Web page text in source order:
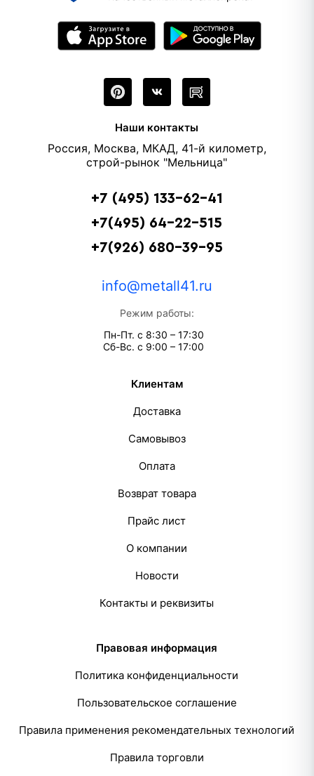
Наши контакты
Россия, Москва, МКАД, 41-й километр,
строй-рынок "Мельница"
+7 (495) 133-62-41
+7(495) 64-22-515
+7(926) 680-39-95
info@metall41.ru
Режим работы:
Пн-Пт. с 8:30 – 17:30
Сб-Вс. с 9:00 – 17:00
Клиентам
Доставка
Самовывоз
Оплата
Возврат товара
Прайс лист
О компании
Новости
Контакты и реквизиты
Правовая информация
Политика конфиденциальности
Пользовательское соглашение
Правила применения рекомендательных технологий
Правила торговли